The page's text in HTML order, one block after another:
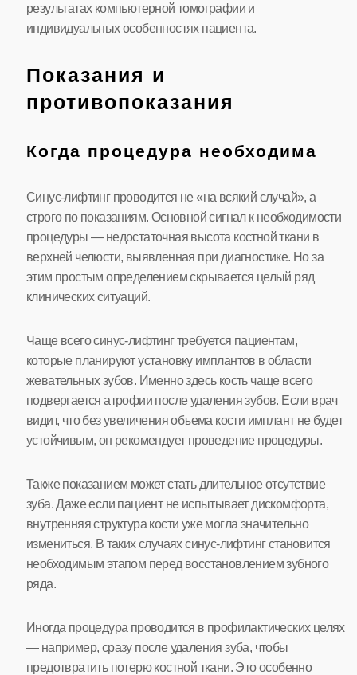
результатах компьютерной томографии и
индивидуальных особенностях пациента.
Показания и
противопоказания
Когда процедура необходима
Синус-лифтинг проводится не «на всякий случай», а
строго по показаниям. Основной сигнал к необходимости
процедуры — недостаточная высота костной ткани в
верхней челюсти, выявленная при диагностике. Но за
этим простым определением скрывается целый ряд
клинических ситуаций.
Чаще всего синус-лифтинг требуется пациентам,
которые планируют установку имплантов в области
жевательных зубов. Именно здесь кость чаще всего
подвергается атрофии после удаления зубов. Если врач
видит, что без увеличения объема кости имплант не будет
устойчивым, он рекомендует проведение процедуры.
Также показанием может стать длительное отсутствие
зуба. Даже если пациент не испытывает дискомфорта,
внутренняя структура кости уже могла значительно
измениться. В таких случаях синус-лифтинг становится
необходимым этапом перед восстановлением зубного
ряда.
Иногда процедура проводится в профилактических целях
— например, сразу после удаления зуба, чтобы
предотвратить потерю костной ткани. Это особенно